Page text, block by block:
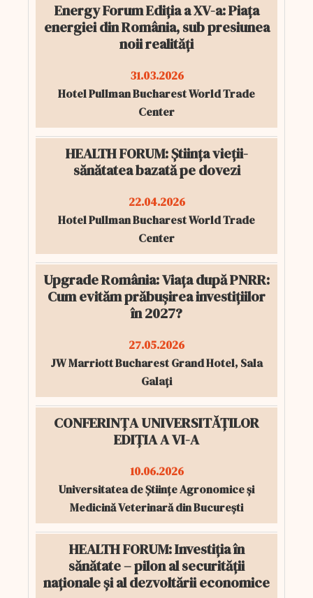
Energy Forum Ediția a XV-a: Piața
energiei din România, sub presiunea
noii realități
31.03.2026
Hotel Pullman Bucharest World Trade
Center
HEALTH FORUM: Știința vieții-
sănătatea bazată pe dovezi
22.04.2026
Hotel Pullman Bucharest World Trade
Center
Upgrade România: Viața după PNRR:
Cum evităm prăbușirea investițiilor
în 2027?
27.05.2026
JW Marriott Bucharest Grand Hotel, Sala
Galați
CONFERINȚA UNIVERSITĂȚILOR
EDIȚIA A VI-A
10.06.2026
Universitatea de Științe Agronomice și
Medicină Veterinară din București
HEALTH FORUM: Investiția în
sănătate – pilon al securității
naționale și al dezvoltării economice